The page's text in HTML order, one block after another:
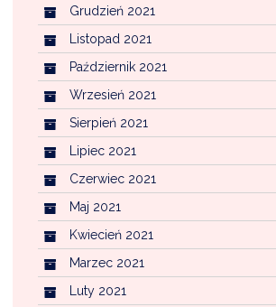
Grudzień 2021
Listopad 2021
Październik 2021
Wrzesień 2021
Sierpień 2021
Lipiec 2021
Czerwiec 2021
Maj 2021
Kwiecień 2021
Marzec 2021
Luty 2021